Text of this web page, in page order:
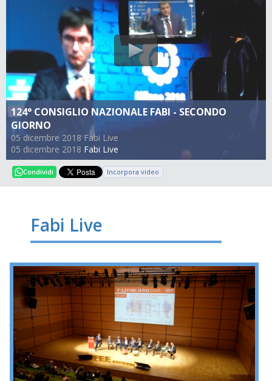
124° CONSIGLIO NAZIONALE FABI - SECONDO
GIORNO
05 dicembre 2018 Fabi Live
05 dicembre 2018 Fabi Live
Condividi Incorpora video
Fabi Live